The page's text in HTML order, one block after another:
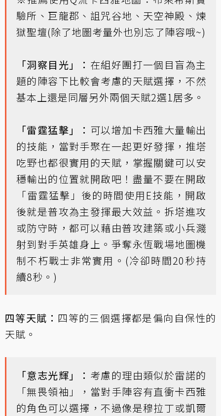
驗所、巨龍郡、詛咒谷地、天空神殿、煉
獄聖壇(除了地圖考量外也別忘了陣容哦~)
「洞察目光」： 在組好團打一個目盲為主
題的陣容下比較會考慮的天賦選擇，不然
基本上還是同層另外兩個天賦2選1居多。
「雷霆猛擊」： 可以增加卡西雅大量輸出
的技能，當對手聚在一起更好發揮，推塔
吃野也都很實用的天賦，掌握關鍵可以安
穩輸出的位置就開啟吧！盡量不要在開啟
「雷霆猛擊」後的時間使用E技能，開啟
後就是普攻為主發揮最大效益。拆塔進攻
或防守時，都可以藉由普攻建築或小兵濺
射到對手英雄身上。爭奪永恆戰場地圖機
制不朽戰士非常實用。(冷卻時間20秒持
續8秒。)
四等天賦： 四等的三個選擇都是偏向自保性的
天賦。
「意志光輝」： 考慮的理由類似於雷諾的
「無畏領袖」，當對手陣容有直衝卡西雅
的角色可以選擇，不過像是穆拉丁或凱爾